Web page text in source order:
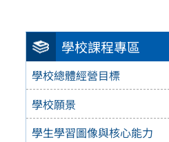
學校課程專區
學校總體經營目標
學校願景
學生學習圖像與核心能力